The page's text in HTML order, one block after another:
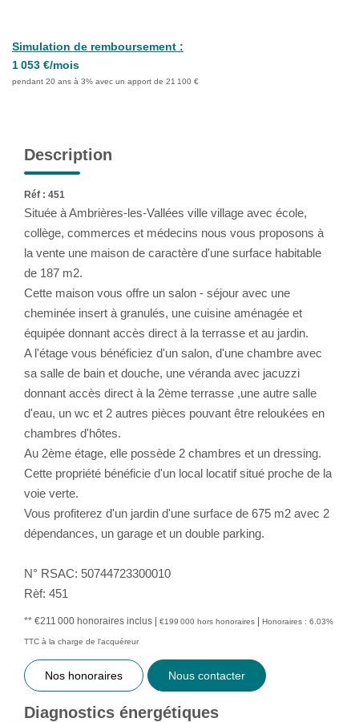
Simulation de remboursement :
1 053 €/mois
pendant 20 ans à 3% avec un apport de 21 100 €
Description
Réf : 451
Située à Ambrières-les-Vallées ville village avec école,
collège, commerces et médecins nous vous proposons à
la vente une maison de caractère d'une surface habitable
de 187 m2.
Cette maison vous offre un salon - séjour avec une
cheminée insert à granulés, une cuisine aménagée et
équipée donnant accès direct à la terrasse et au jardin.
A l'étage vous bénéficiez d'un salon, d'une chambre avec
sa salle de bain et douche, une véranda avec jacuzzi
donnant accès direct à la 2ème terrasse ,une autre salle
d'eau, un wc et 2 autres pièces pouvant être reloukées en
chambres d'hôtes.
Au 2ème étage, elle possède 2 chambres et un dressing.
Cette propriété bénéficie d'un local locatif situé proche de la
voie verte.
Vous profiterez d'un jardin d'une surface de 675 m2 avec 2
dépendances, un garage et un double parking.
N° RSAC: 50744723300010
Rèf: 451
** €211 000 honoraires inclus | €199 000 hors honoraires | Honoraires : 6.03%
TTC à la charge de l'acquéreur
Nos honoraires Nous contacter
Diagnostics énergétiques